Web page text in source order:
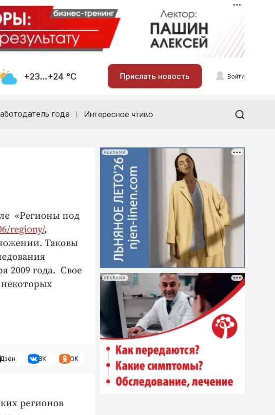
+23...+24 °С Прислать новость Войти
года Интересное чтиво
«Регионы под
regiony/,
Таковы
2009 года. Свое
Дзен ВК ОК
регионов
РЕКЛАМА
РЕКЛАМА